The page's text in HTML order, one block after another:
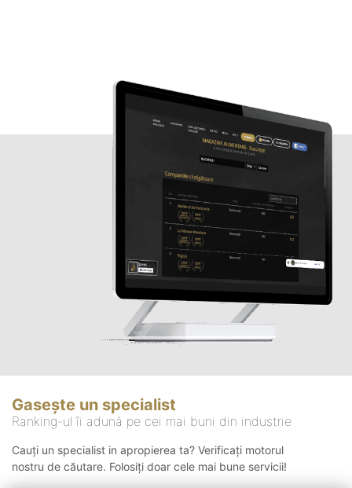
Gasește un specialist
Ranking-ul îi adună pe cei mai buni din industrie
Cauți un specialist in apropierea ta? Verificați motorul
nostru de căutare. Folosiți doar cele mai bune servicii!